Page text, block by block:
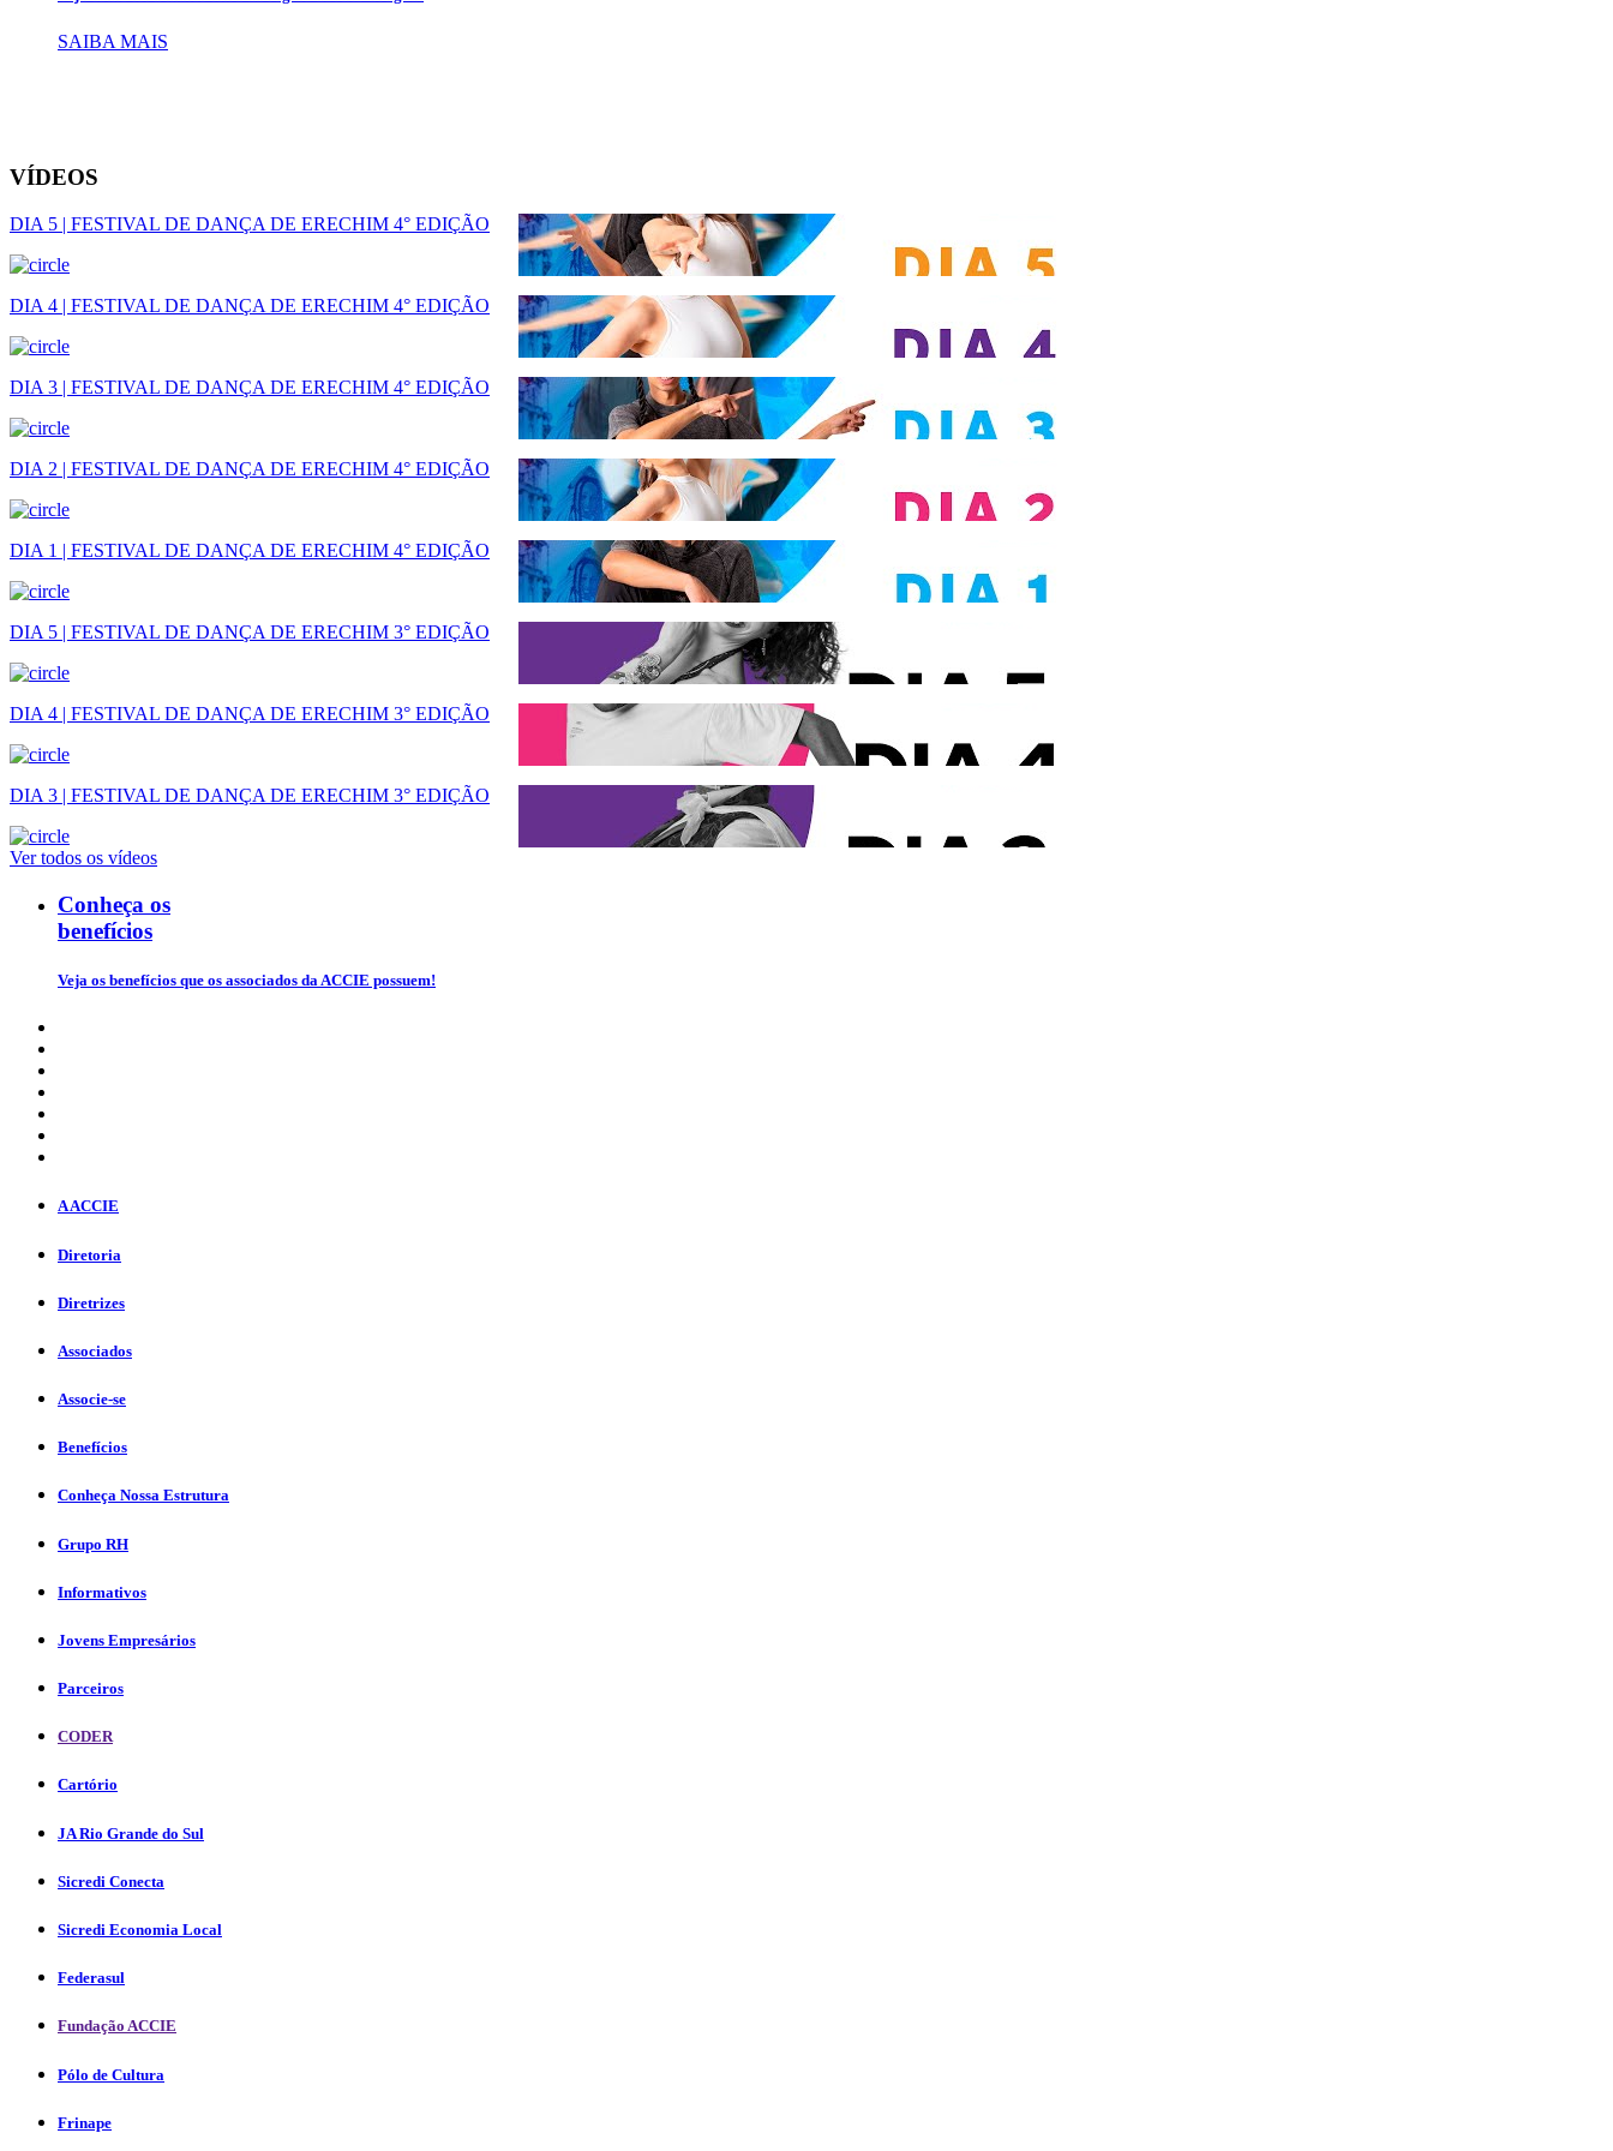
SAIBA MAIS
VÍDEOS
DIA 5 | FESTIVAL DE DANÇA DE ERECHIM 4° EDIÇÃO
DIA 4 | FESTIVAL DE DANÇA DE ERECHIM 4° EDIÇÃO
DIA 3 | FESTIVAL DE DANÇA DE ERECHIM 4° EDIÇÃO
DIA 2 | FESTIVAL DE DANÇA DE ERECHIM 4° EDIÇÃO
DIA 1 | FESTIVAL DE DANÇA DE ERECHIM 4° EDIÇÃO
DIA 5 | FESTIVAL DE DANÇA DE ERECHIM 3° EDIÇÃO
DIA 4 | FESTIVAL DE DANÇA DE ERECHIM 3° EDIÇÃO
DIA 3 | FESTIVAL DE DANÇA DE ERECHIM 3° EDIÇÃO
Ver todos os vídeos
Conheça os
benefícios
Veja os benefícios que os associados da ACCIE possuem!
A ACCIE
Diretoria
Diretrizes
Associados
Associe-se
Benefícios
Conheça Nossa Estrutura
Grupo RH
Informativos
Jovens Empresários
Parceiros
CODER
Cartório
JA Rio Grande do Sul
Sicredi Conecta
Sicredi Economia Local
Federasul
Fundação ACCIE
Pólo de Cultura
Frinape